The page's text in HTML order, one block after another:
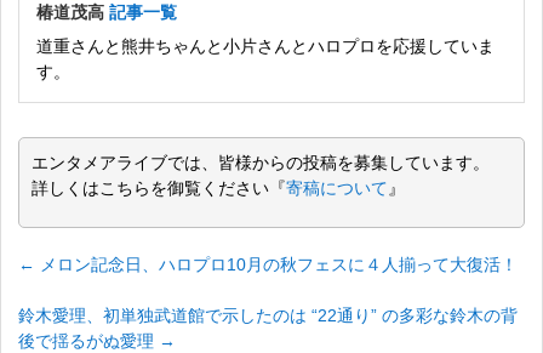
椿道茂高 記事一覧
道重さんと熊井ちゃんと小片さんとハロプロを応援していま
す。
エンタメアライブでは、皆様からの投稿を募集しています。
詳しくはこちらを御覧ください『寄稿について 』
← メロン記念日、ハロプロ10月の秋フェスに４人揃って大復活！
鈴木愛理、初単独武道館で示したのは “22通り” の多彩な鈴木の背
後で揺るがぬ愛理 →